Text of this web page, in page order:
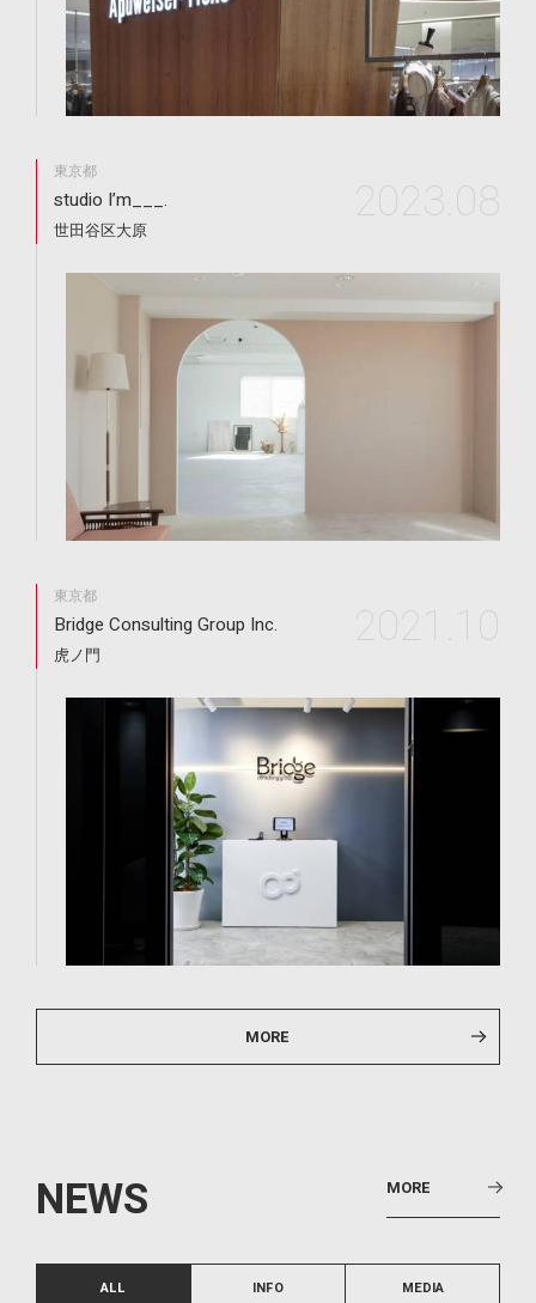
東京都
studio I’m___.
世田谷区大原 2023.08
東京都
Bridge Consulting Group Inc.
虎ノ門 2021.10
MORE
NEWS MORE
ALL INFO MEDIA